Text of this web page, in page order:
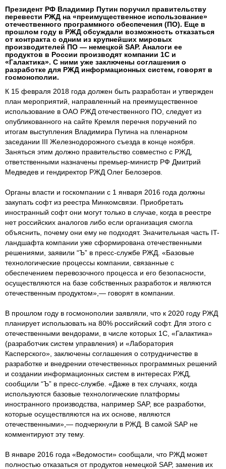
Президент РФ Владимир Путин поручил правительству
перевести РЖД на «преимущественное использование»
отечественного программного обеспечения (ПО). Еще в
прошлом году в РЖД обсуждали возможность отказаться
от контракта с одним из крупнейших мировых
производителей ПО — немецкой SAP. Аналоги ее
продуктов в России производят компании 1С и
«Галактика». С ними уже заключены соглашения о
разработке для РЖД информационных систем, говорят в
госмонополии.
К 15 февраля 2018 года должен быть разработан и утвержден
план мероприятий, направленный на преимущественное
использование в ОАО РЖД отечественного ПО, следует из
опубликованного на сайте Кремля перечня поручений по
итогам выступления Владимира Путина на пленарном
заседании III Железнодорожного съезда в конце ноября.
Заняться этим должно правительство совместно с РЖД,
ответственными назначены премьер-министр РФ Дмитрий
Медведев и гендиректор РЖД Олег Белозеров.
Органы власти и госкомпании с 1 января 2016 года должны
закупать софт из реестра Минкомсвязи. Приобретать
иностранный софт они могут только в случае, когда в реестре
нет российских аналогов либо если организация смогла
объяснить, почему они ему не подходят. Значительная часть IT-
ландшафта компании уже сформирована отечественными
решениями, заявили “Ъ” в пресс-службе РЖД. «Базовые
технологические процессы компании, связанные с
обеспечением перевозочного процесса и его безопасности,
осуществляются на базе собственных разработок и являются
отечественным продуктом»,— говорят в компании.
В прошлом году в госмонополии заявляли, что к 2020 году РЖД
планирует использовать на 80% российский софт. Для этого с
отечественными вендорами, в числе которых 1С, «Галактика»
(разработчик систем управления) и «Лаборатория
Касперского», заключены соглашения о сотрудничестве в
разработке и внедрении отечественных программных решений
и создании информационных систем в интересах РЖД,
сообщили “Ъ” в пресс-службе. «Даже в тех случаях, когда
используются базовые технологические платформы
иностранного производства, например SAP, все разработки,
которые осуществляются на их основе, являются
отечественными»,— подчеркнули в РЖД. В самой SAP не
комментируют эту тему.
В январе 2016 года «Ведомости» сообщали, что РЖД может
полностью отказаться от продуктов немецкой SAP, заменив их